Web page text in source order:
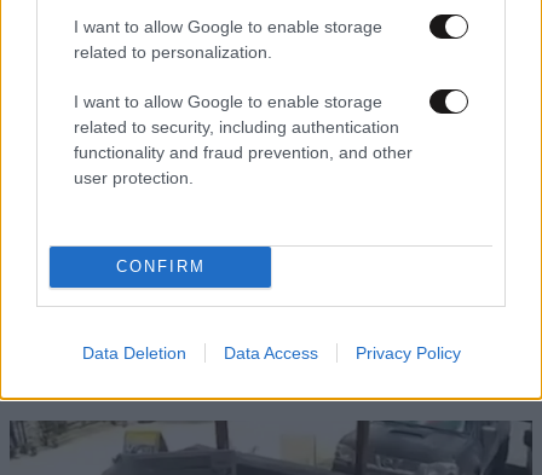
I want to allow Google to enable storage
related to personalization.
I want to allow Google to enable storage
related to security, including authentication
functionality and fraud prevention, and other
user protection.
CONFIRM
Data Deletion Data Access Privacy Policy
ΕΛΛΑΔΑ2 ω. πριν
26χρονο της Κυψέλης: «Δεν μπορούμε να το